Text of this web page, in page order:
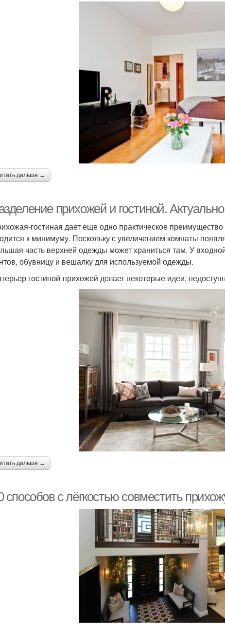
дальше →
прихожей и гостиной. Актуально
гостиная дает еще одно практическое
к минимуму. Поскольку с увеличением комнаты
часть верхней одежды может храниться там. У
обувницу и вешалку для используемой одежды.
гостиной-прихожей делает некоторые идеи,
дальше →
способов с лёгкостью совместить